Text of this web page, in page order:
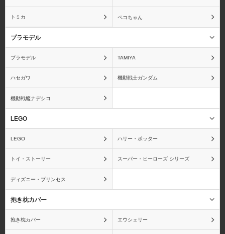
暗殺教室
アンパンマン
トラトス〉
ウィッチブレイド ウサビッチ
うたの☆プリンスさまっ
宇宙戦艦ヤマト
トミカ ペコちゃん
プラモデル
プラモデル TAMIYA
ハセガワ 機動戦士ガンダム
機動戦艦ナデシコ
LEGO
LEGO ハリー・ポッター
トイ・ストーリー スーパー・ヒーローズ シリーズ
ディズニー・プリンセス
抱き枕カバー
抱き枕カバー エウシェリー